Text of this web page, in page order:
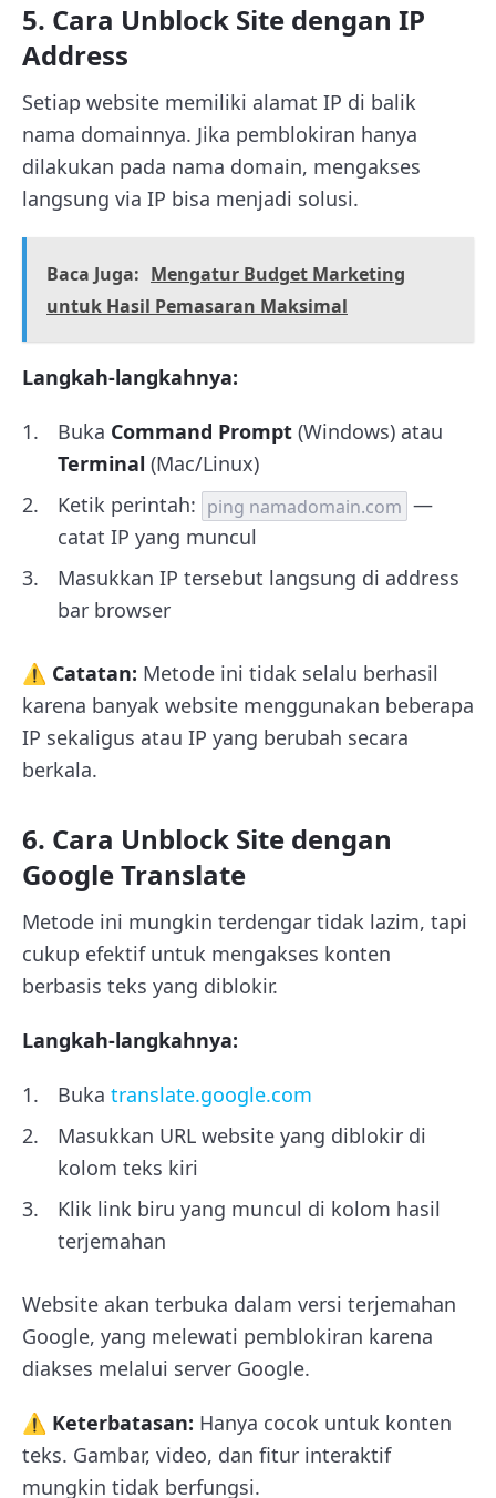
5. Cara Unblock Site dengan IP
Address
Setiap website memiliki alamat IP di balik
nama domainnya. Jika pemblokiran hanya
dilakukan pada nama domain, mengakses
langsung via IP bisa menjadi solusi.
Baca Juga: Mengatur Budget Marketing
untuk Hasil Pemasaran Maksimal
Langkah-langkahnya:
Buka Command Prompt (Windows) atau
Terminal (Mac/Linux)
Ketik perintah: ping namadomain.com —
catat IP yang muncul
Masukkan IP tersebut langsung di address
bar browser
⚠️ Catatan: Metode ini tidak selalu berhasil
karena banyak website menggunakan beberapa
IP sekaligus atau IP yang berubah secara
berkala.
6. Cara Unblock Site dengan
Google Translate
Metode ini mungkin terdengar tidak lazim, tapi
cukup efektif untuk mengakses konten
berbasis teks yang diblokir.
Langkah-langkahnya:
Buka translate.google.com
Masukkan URL website yang diblokir di
kolom teks kiri
Klik link biru yang muncul di kolom hasil
terjemahan
Website akan terbuka dalam versi terjemahan
Google, yang melewati pemblokiran karena
diakses melalui server Google.
⚠️ Keterbatasan: Hanya cocok untuk konten
teks. Gambar, video, dan fitur interaktif
mungkin tidak berfungsi.